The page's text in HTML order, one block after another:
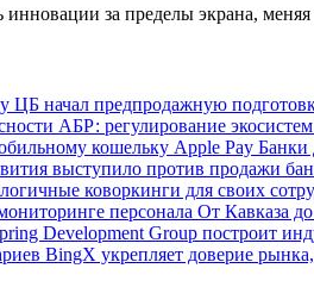
за пределы экрана,
ЦБ начал предпродажную
АБР: регулирование
кошельку Apple Pay Банки
выступило против продажи
коворкинги для своих
персонала От Кавказа
Development Group построит
BingX укрепляет доверие рынка,